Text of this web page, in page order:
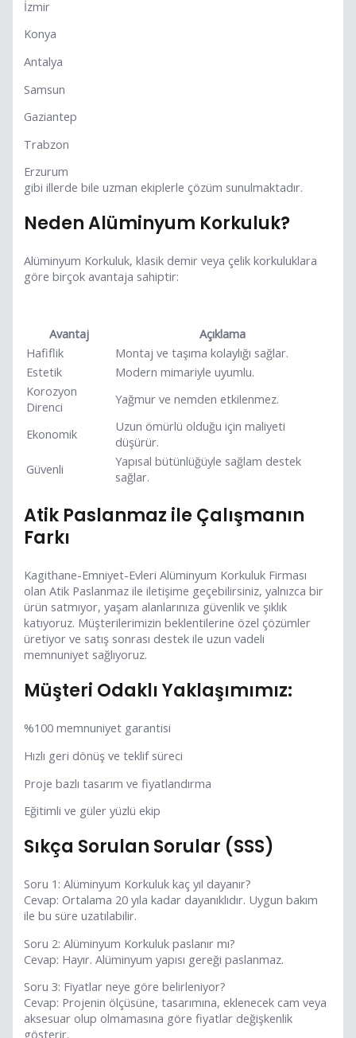
İzmir
Konya
Antalya
Samsun
Gaziantep
Trabzon
Erzurum
gibi illerde bile uzman ekiplerle çözüm sunulmaktadır.
Neden Alüminyum Korkuluk?
Alüminyum Korkuluk, klasik demir veya çelik korkuluklara
göre birçok avantaja sahiptir:
Avantaj
Açıklama
Hafiflik
Montaj ve taşıma kolaylığı sağlar.
Estetik
Modern mimariyle uyumlu.
Korozyon
Direnci
Yağmur ve nemden etkilenmez.
Ekonomik
Uzun ömürlü olduğu için maliyeti
düşürür.
Güvenli
Yapısal bütünlüğüyle sağlam destek
sağlar.
Atik Paslanmaz ile Çalışmanın
Farkı
Kagithane-Emniyet-Evleri Alüminyum Korkuluk Firması
olan Atik Paslanmaz ile iletişime geçebilirsiniz, yalnızca bir
ürün satmıyor, yaşam alanlarınıza güvenlik ve şıklık
katıyoruz. Müşterilerimizin beklentilerine özel çözümler
üretiyor ve satış sonrası destek ile uzun vadeli
memnuniyet sağlıyoruz.
Müşteri Odaklı Yaklaşımımız:
%100 memnuniyet garantisi
Hızlı geri dönüş ve teklif süreci
Proje bazlı tasarım ve fiyatlandırma
Eğitimli ve güler yüzlü ekip
Sıkça Sorulan Sorular (SSS)
Soru 1: Alüminyum Korkuluk kaç yıl dayanır?
Cevap: Ortalama 20 yıla kadar dayanıklıdır. Uygun bakım
ile bu süre uzatılabilir.
Soru 2: Alüminyum Korkuluk paslanır mı?
Cevap: Hayır. Alüminyum yapısı gereği paslanmaz.
Soru 3: Fiyatlar neye göre belirleniyor?
Cevap: Projenin ölçüsüne, tasarımına, eklenecek cam veya
aksesuar olup olmamasına göre fiyatlar değişkenlik
gösterir.